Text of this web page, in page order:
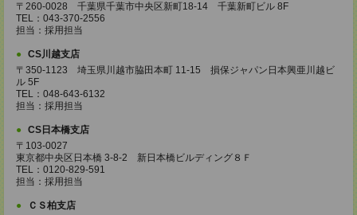
〒260-0028 千葉県千葉市中央区新町18-14 千葉新町ビル 8F
TEL：043-370-2556
担当：採用担当
CS川越支店
〒350-1123 埼玉県川越市脇田本町 11-15 損保ジャパン日本興亜川越ビ
ル 5F
TEL：048-643-6132
担当：採用担当
CS日本橋支店
〒103-0027
東京都中央区日本橋 3-8-2 新日本橋ビルディング８Ｆ
TEL：0120-829-591
担当：採用担当
ＣＳ柏支店